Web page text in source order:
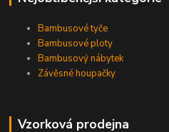
Bambusové tyče
Bambusové ploty
Bambusový nábytek
Závěsné houpačky
Vzorková prodejna